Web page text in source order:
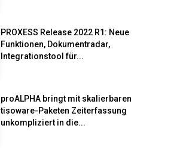
PROXESS Release 2022 R1: Neue
Funktionen, Dokumentradar,
Integrationstool für...
proALPHA bringt mit skalierbaren
tisoware-Paketen Zeiterfassung
unkompliziert in die...